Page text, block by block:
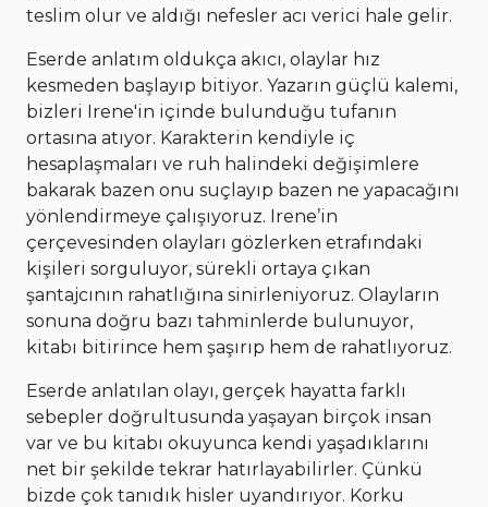
teslim olur ve aldığı nefesler acı verici hale gelir.
Eserde anlatım oldukça akıcı, olaylar hız
kesmeden başlayıp bitiyor. Yazarın güçlü kalemi,
bizleri Irene'in içinde bulunduğu tufanın
ortasına atıyor. Karakterin kendiyle iç
hesaplaşmaları ve ruh halindeki değişimlere
bakarak bazen onu suçlayıp bazen ne yapacağını
yönlendirmeye çalışıyoruz. Irene’in
çerçevesinden olayları gözlerken etrafındaki
kişileri sorguluyor, sürekli ortaya çıkan
şantajcının rahatlığına sinirleniyoruz. Olayların
sonuna doğru bazı tahminlerde bulunuyor,
kitabı bitirince hem şaşırıp hem de rahatlıyoruz.
Eserde anlatılan olayı, gerçek hayatta farklı
sebepler doğrultusunda yaşayan birçok insan
var ve bu kitabı okuyunca kendi yaşadıklarını
net bir şekilde tekrar hatırlayabilirler. Çünkü
bizde çok tanıdık hisler uyandırıyor. Korku